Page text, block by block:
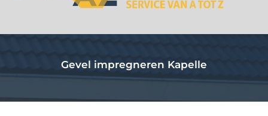
Gevel impregneren Kapelle